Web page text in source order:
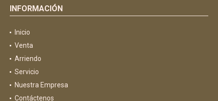
INFORMACIÓN
Inicio
Venta
Arriendo
Servicio
Nuestra Empresa
Contáctenos